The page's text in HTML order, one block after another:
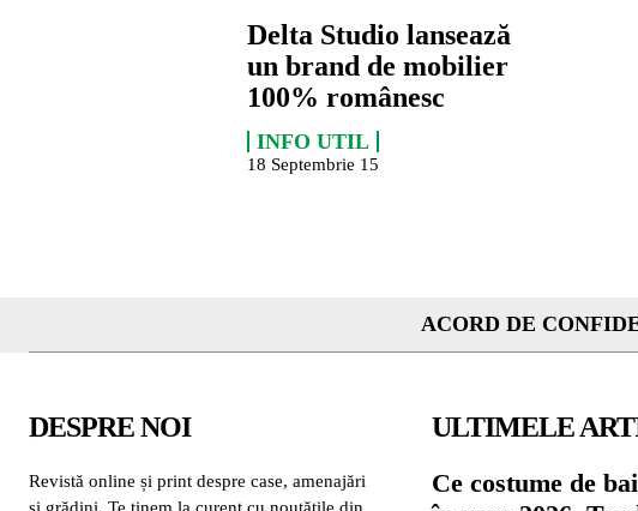
Delta Studio lansează
un brand de mobilier
100% românesc
INFO UTIL
18 Septembrie 15
ACORD DE
DESPRE NOI
Revistă online și print despre case, amenajări
și grădini. Te ținem la curent cu noutățile din
ULTIMELE
Ce costume de